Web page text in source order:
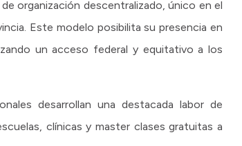
organización descentralizado, único en el
Este modelo posibilita su presencia en
un acceso federal y equitativo a los
desarrollan una destacada labor de
clínicas y master clases gratuitas a